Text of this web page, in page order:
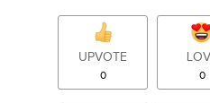
UPVOTE
0 0